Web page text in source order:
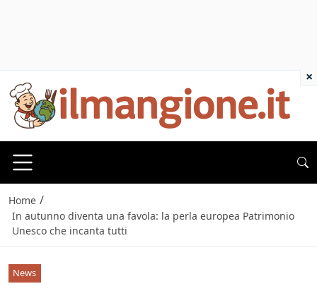
Home /
In autunno diventa una favola: la perla europea Patrimonio
Unesco che incanta tutti
News
×